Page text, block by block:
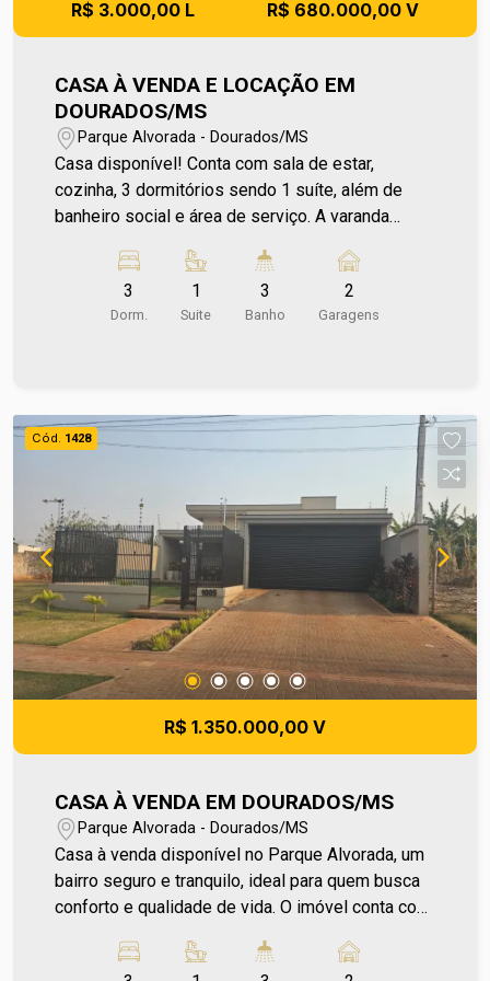
R$ 3.000,00 L R$ 680.000,00 V
CASA À VENDA E LOCAÇÃO EM
DOURADOS/MS
Parque Alvorada - Dourados/MS
Casa disponível! Conta com sala de estar,
cozinha, 3 dormitórios sendo 1 suíte, além de
banheiro social e área de serviço. A varanda
possibilidades de uso da casa, criando um
ambiente ideal para reunir família e amigos.
Como apoio, a casa possui edícula com 1
excelente para moradia, esta casa é uma ótima
oportunidade para quem busca conforto e
qualidade de vida. Para mais informações entre
em contato e agende sua visita no número (67)
2108-2121 ou fale diretamente com nosso
Plantão de Vendas pelo número 67 99255-6175.
Os valores de IPTU e Condomínio poderão sofrer
reajustes de valores sem aviso prévio, pois são
de responsabilidade da administradora do
condomínio e prefeitura municipal. A metragem
informada é aproximada e pode apresentar
pequenas variações.
3
Dorm.
1
Suite
3
Banho
2
Garagens
Cód. 1428
R$ 1.350.000,00 V
CASA À VENDA EM DOURADOS/MS
Parque Alvorada - Dourados/MS
Casa à venda disponível no Parque Alvorada, um
bairro seguro e tranquilo, ideal para quem busca
conforto e qualidade de vida. O imóvel conta com
bem iluminados, além de móveis planejados que